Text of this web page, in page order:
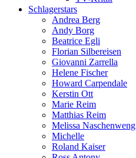
Schlagerstars
Andrea Berg
Andy Borg
Beatrice Egli
Florian Silbereisen
Giovanni Zarrella
Helene Fischer
Howard Carpendale
Kerstin Ott
Marie Reim
Matthias Reim
Melissa Naschenweng
Michelle
Roland Kaiser